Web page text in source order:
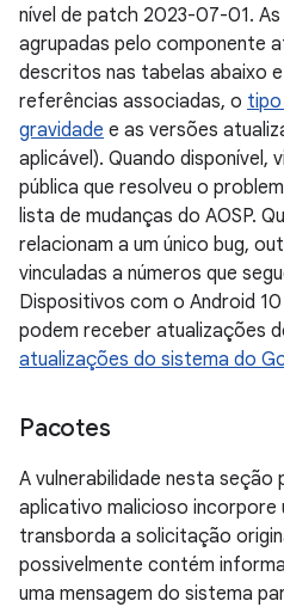
nível de patch 2023-07-01. As
agrupadas pelo componente
descritos nas tabelas abaixo
referências associadas, o tipo
gravidade e as versões
aplicável). Quando disponível,
pública que resolveu o
lista de mudanças do AOSP.
relacionam a um único bug,
vinculadas a números que
Dispositivos com o Android
podem receber atualizações
atualizações do sistema do
Pacotes
A vulnerabilidade nesta seção
aplicativo malicioso incorpore
transborda a solicitação
possivelmente contém
uma mensagem do sistema